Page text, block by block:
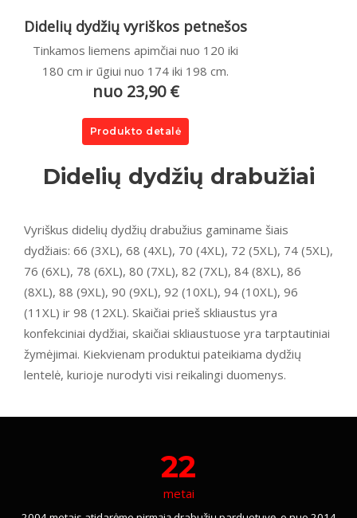
Didelių dydžių vyriškos petnešos
Tinkamos liemens apimčiai nuo 120 iki
180 cm ir ūgiui nuo 174 iki 198 cm.
nuo 23,90 €
Produkto detalė
Didelių dydžių drabužiai
Vyriškus didelių dydžių drabužius gaminame šiais
dydžiais: 66 (3XL), 68 (4XL), 70 (4XL), 72 (5XL), 74 (5XL),
76 (6XL), 78 (6XL), 80 (7XL), 82 (7XL), 84 (8XL), 86
(8XL), 88 (9XL), 90 (9XL), 92 (10XL), 94 (10XL), 96
(11XL) ir 98 (12XL). Skaičiai prieš skliaustus yra
konfekciniai dydžiai, skaičiai skliaustuose yra tarptautiniai
žymėjimai. Kiekvienam produktui pateikiama dydžių
lentelė, kurioje nurodyti visi reikalingi duomenys.
22
metai